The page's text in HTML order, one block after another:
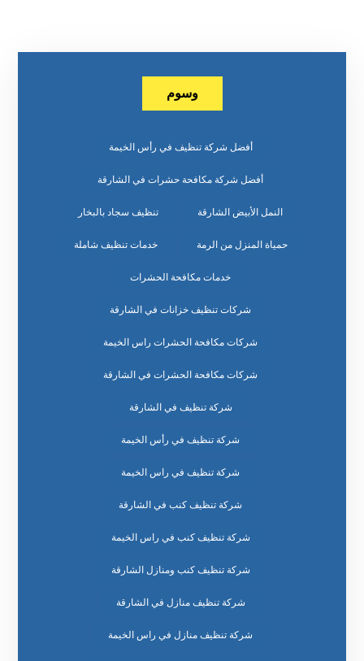
وسوم
أفضل شركة تنظيف في رأس الخيمة
أفضل شركة مكافحة حشرات في الشارقة
النمل الأبيض الشارقة تنظيف سجاد بالبخار
حمياة المنزل من الرمة خدمات تنظيف شاملة
خدمات مكافحة الحشرات
شركات تنظيف خزانات في الشارقة
شركات مكافحة الحشرات راس الخيمة
شركات مكافحة الحشرات في الشارقة
شركة تنظيف في الشارقة
شركة تنظيف في رأس الخيمة
شركة تنظيف في راس الخيمة
شركة تنظيف كنب في الشارقة
شركة تنظيف كنب في راس الخيمة
شركة تنظيف كنب ومنازل الشارقة
شركة تنظيف منازل في الشارقة
شركة تنظيف منازل في راس الخيمة